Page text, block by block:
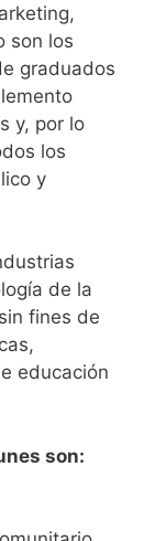
son los
graduados
y, por lo
los
y
de la
fines de
educación
son: